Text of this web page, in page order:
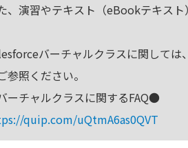
、演習やテキスト（eBookテキス
バーチャルクラスに関して
参照ください。
ーチャルクラスに関するFAQ●
quip.com/uQtmA6as0QVT